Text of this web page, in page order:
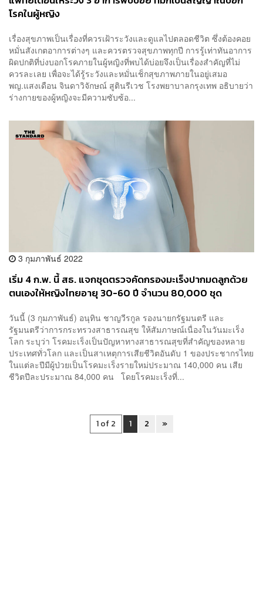
โรคในผู้หญิง
เรื่องสุขภาพเป็นเรื่องที่ควรเฝ้าระวังและดูแลไปตลอดชีวิต ซึ่งต้องคอย
หมั่นสังเกตอาการต่างๆ และควรตรวจสุขภาพทุกปี การรู้เท่าทันอาการ
ผิดปกติที่บ่งบอกโรคภายในผู้หญิงที่พบได้บ่อยจึงเป็นเรื่องสำคัญที่ไม่
ควรละเลย เพื่อจะได้รู้ระวังและหมั่นเช็กสุขภาพภายในอยู่เสมอ
พญ.แสงเดือน จินดาวิจักษณ์ สูตินรีเวช โรงพยาบาลกรุงเทพ อธิบายว่า
ร่างกายของผู้หญิงจะมีความซับซ้อ...
3 กุมภาพันธ์ 2022
เริ่ม 4 ก.พ. นี้ สธ. แจกชุดตรวจคัดกรองมะเร็งปากมดลูกด้วย
ตนเองให้หญิงไทยอายุ 30-60 ปี จำนวน 80,000 ชุด
วันนี้ (3 กุมภาพันธ์) อนุทิน ชาญวีรกูล รองนายกรัฐมนตรี และ
รัฐมนตรีว่าการกระทรวงสาธารณสุข ให้สัมภาษณ์เนื่องในวันมะเร็ง
โลก ระบุว่า โรคมะเร็งเป็นปัญหาทางสาธารณสุขที่สำคัญของหลาย
ประเทศทั่วโลก และเป็นสาเหตุการเสียชีวิตอันดับ 1 ของประชากรไทย
ในแต่ละปีมีผู้ป่วยเป็นโรคมะเร็งรายใหม่ประมาณ 140,000 คน เสีย
ชีวิตปีละประมาณ 84,000 คน โดยโรคมะเร็งที่...
1 of 2 1 2 »